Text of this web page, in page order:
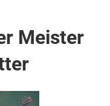
Meister